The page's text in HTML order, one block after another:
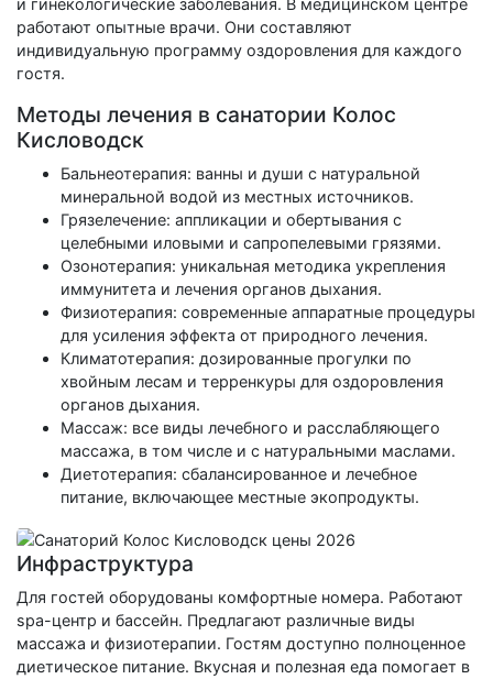
и гинекологические заболевания. В медицинском центре
работают опытные врачи. Они составляют
индивидуальную программу оздоровления для каждого
гостя.
Методы лечения в санатории Колос
Кисловодск
Бальнеотерапия: ванны и души с натуральной
минеральной водой из местных источников.
Грязелечение: аппликации и обертывания с
целебными иловыми и сапропелевыми грязями.
Озонотерапия: уникальная методика укрепления
иммунитета и лечения органов дыхания.
Физиотерапия: современные аппаратные процедуры
для усиления эффекта от природного лечения.
Климатотерапия: дозированные прогулки по
хвойным лесам и терренкуры для оздоровления
органов дыхания.
Массаж: все виды лечебного и расслабляющего
массажа, в том числе и с натуральными маслами.
Диетотерапия: сбалансированное и лечебное
питание, включающее местные экопродукты.
Инфраструктура
Для гостей оборудованы комфортные номера. Работают
spa-центр и бассейн. Предлагают различные виды
массажа и физиотерапии. Гостям доступно полноценное
диетическое питание. Вкусная и полезная еда помогает в